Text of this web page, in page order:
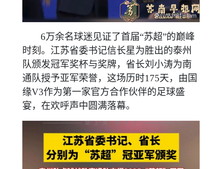
6万余名球迷见证了首届“苏超”的巅峰
时刻。江苏省委书记信长星为胜出的泰州
队颁发冠军奖杯与奖牌，省长刘小涛为南
通队授予亚军荣誉，这场历时175天，由国
缘V3作为第一家官方合作伙伴的足球盛
宴，在欢呼声中圆满落幕。